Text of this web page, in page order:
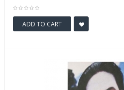
ADD TO CART